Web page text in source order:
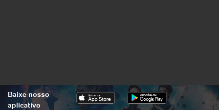
Baixe nosso
aplicativo